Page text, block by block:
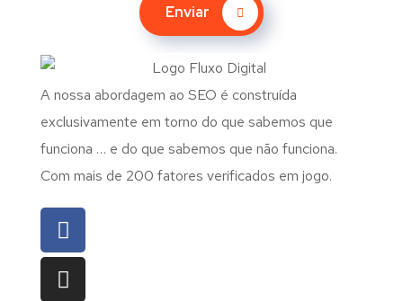
Enviar
A nossa abordagem ao SEO é construída
exclusivamente em torno do que sabemos que
funciona … e do que sabemos que não funciona.
Com mais de 200 fatores verificados em jogo.